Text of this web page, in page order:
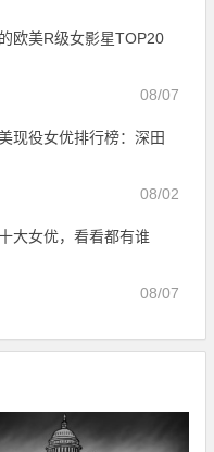
欧美R级女影星TOP20
08/07
现役女优排行榜：深田
08/02
大女优，看看都有谁
08/07